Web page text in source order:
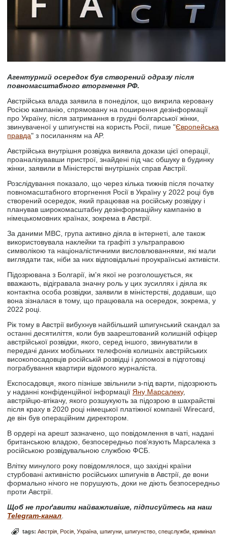
Агентурний осередок був створений одразу після
повномасштабного вторгнення РФ.
Австрійська влада заявила в понеділок, що викрила керовану
Росією кампанію, спрямовану на поширення дезінформації
про Україну, після затримання в грудні болгарської жінки,
звинуваченої у шпигунстві на користь Росії, пише "Європейська
правда" з посиланням на AP.
Австрійська внутрішня розвідка виявила докази цієї операції,
проаналізувавши пристрої, знайдені під час обшуку в будинку
жінки, заявили в Міністерстві внутрішніх справ Австрії.
Розслідування показало, що через кілька тижнів після початку
повномасштабного вторгнення Росії в Україну у 2022 році був
створений осередок, який працював на російську розвідку і
планував широкомасштабну дезінформаційну кампанію в
німецькомовних країнах, зокрема в Австрії.
За даними МВС, група активно діяла в інтернеті, але також
використовувала наклейки та графіті з ультраправою
символікою та націоналістичними висловлюваннями, які мали
виглядати так, ніби за них відповідальні проукраїнські активісти.
Підозрювана з Болгарії, ім'я якої не розголошується, як
вважають, відігравала значну роль у цих зусиллях і діяла як
контактна особа розвідки, заявили в міністерстві, додавши, що
вона зізналася в тому, що працювала на осередок, зокрема, у
2022 році.
Рік тому в Австрії вибухнув найбільший шпигунський скандал за
останні десятиліття, коли був заарештований колишній офіцер
австрійської розвідки, якого, серед іншого, звинуватили в
передачі даних мобільних телефонів колишніх австрійських
високопосадовців російській розвідці і допомозі в підготовці
пограбування квартири відомого журналіста.
Експосадовця, якого пізніше звільнили з-під варти, підозрюють
у наданні конфіденційної інформації Яну Марсалеку,
австрійцю-втікачу, якого розшукують за підозрою в шахрайстві
після краху в 2020 році німецької платіжної компанії Wirecard,
де він був операційним директором.
В ордері на арешт зазначено, що повідомлення в чаті, надані
британською владою, безпосередньо пов'язують Марсалека з
російською розвідувальною службою ФСБ.
Влітку минулого року повідомлялося, що західні країни
стурбовані активністю російських шпигунів в Австрії, де вони
формально нічого не порушують, доки не діють безпосередньо
проти Австрії.
Щоб не проґавити найважливіше, підписуйтесь на наш
Telegram-канал
tags:Австрія Росія Україна шпигуни шпигунство спецслужби кримінал